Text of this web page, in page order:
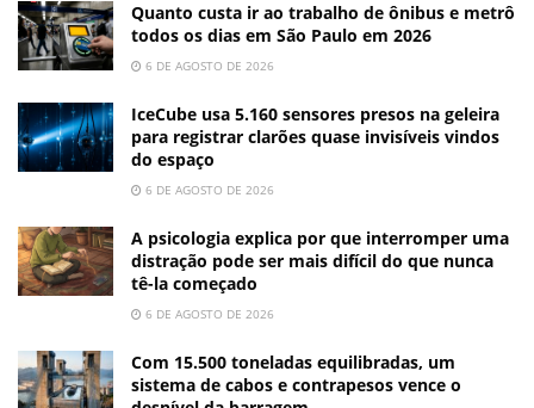
Quanto custa ir ao trabalho de ônibus e metrô
todos os dias em São Paulo em 2026
6 DE AGOSTO DE 2026
IceCube usa 5.160 sensores presos na geleira
para registrar clarões quase invisíveis vindos
do espaço
6 DE AGOSTO DE 2026
A psicologia explica por que interromper uma
distração pode ser mais difícil do que nunca
tê-la começado
6 DE AGOSTO DE 2026
Com 15.500 toneladas equilibradas, um
sistema de cabos e contrapesos vence o